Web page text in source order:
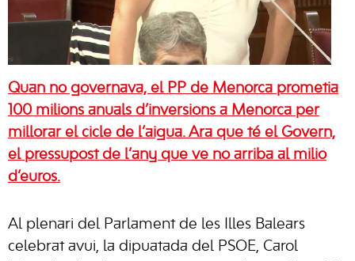
Quan no governava, el PP de Menorca prometia
100 milions anuals d’inversions a Menorca per
millorar el cicle de l’aigua. Ara que té el Govern,
el pressupost de l’any que ve no arriba al milió
d’euros.
Al plenari del Parlament de les Illes Balears
celebrat avui, la dipuatada del PSOE, Carol